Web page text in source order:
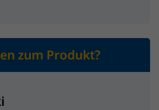
zum Produkt?